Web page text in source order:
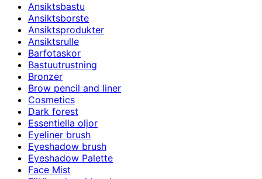
Ansiktsbastu
Ansiktsborste
Ansiktsprodukter
Ansiktsrulle
Barfotaskor
Bastuutrustning
Bronzer
Brow pencil and liner
Cosmetics
Dark forest
Essentiella oljor
Eyeliner brush
Eyeshadow brush
Eyeshadow Palette
Face Mist